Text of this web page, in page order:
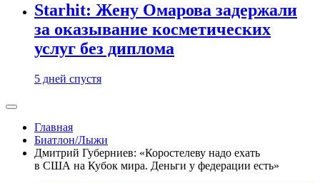
Starhit: Жену Омарова задержали
за оказывание косметических
услуг без диплома
5 дней спустя
Главная
Биатлон/Лыжи
Дмитрий Губерниев: «Коростелеву надо ехать
в США на Кубок мира. Деньги у федерации есть»